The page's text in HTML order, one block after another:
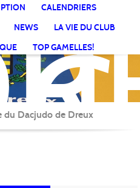
CALENDRIERS
NEWS
LA VIE DU CLUB
TOP GAMELLES!
du Dacjudo de Dreux